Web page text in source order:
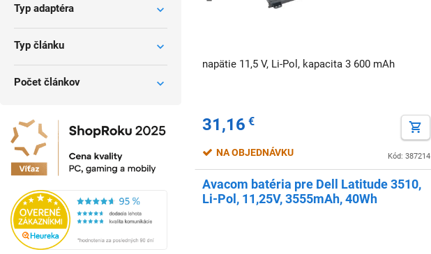
Typ adaptéra
Typ článku
Počet článkov
napätie 11,5 V, Li-Pol, kapacita 3 600 mAh
31,16 €
Kód: 387214
NA OBJEDNÁVKU
Avacom batéria pre Dell Latitude 3510,
Li-Pol, 11,25V, 3555mAh, 40Wh